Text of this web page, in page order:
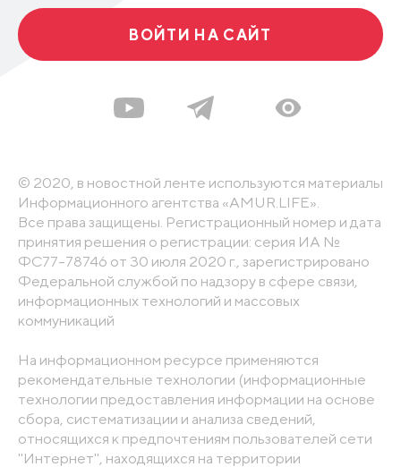
ВОЙТИ НА САЙТ
© 2020, в новостной ленте используются материалы
Информационного агентства «AMUR.LIFE».
Все права защищены. Регистрационный номер и дата
принятия решения о регистрации: серия ИА №
ФС77-78746 от 30 июля 2020 г., зарегистрировано
Федеральной службой по надзору в сфере связи,
информационных технологий и массовых
коммуникаций
На информационном ресурсе применяются
рекомендательные технологии (информационные
технологии предоставления информации на основе
сбора, систематизации и анализа сведений,
относящихся к предпочтениям пользователей сети
"Интернет", находящихся на территории